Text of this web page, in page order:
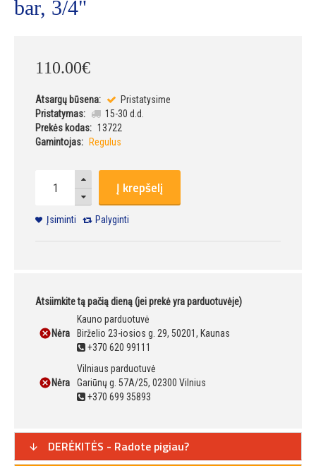
bar, 3/4"
110.00€
Atsargų būsena:
Pristatysime
Pristatymas:
15-30 d.d.
Prekės kodas: 13722
Gamintojas:
Regulus
Į krepšelį
Įsiminti Palyginti
Atsiimkite tą pačią dieną (jei prekė yra parduotuvėje)
Nėra
Kauno parduotuvė
Birželio 23-iosios g. 29, 50201, Kaunas
+370 620 99111
Nėra
Vilniaus parduotuvė
Gariūnų g. 57A/25, 02300 Vilnius
+370 699 35893
DERĖKITĖS - Radote pigiau?